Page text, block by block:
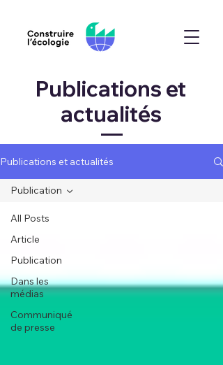
Publications et
actualités
Publications et actualités
All Posts
Article
Publication
Dans les
médias
Communiqué
de presse
Publication